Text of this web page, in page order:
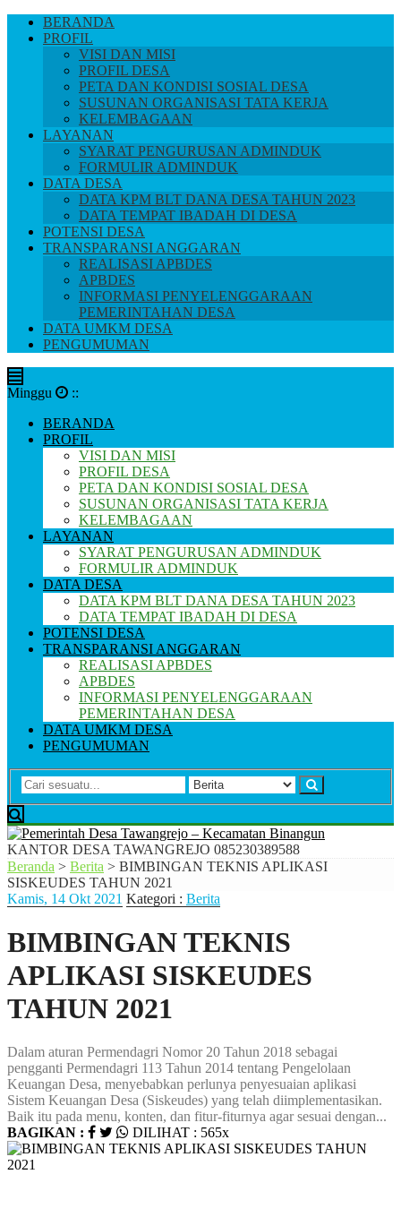
BERANDA
PROFIL
VISI DAN MISI
PROFIL DESA
PETA DAN KONDISI SOSIAL DESA
SUSUNAN ORGANISASI TATA KERJA
KELEMBAGAAN
LAYANAN
SYARAT PENGURUSAN ADMINDUK
FORMULIR ADMINDUK
DATA DESA
DATA KPM BLT DANA DESA TAHUN 2023
DATA TEMPAT IBADAH DI DESA
POTENSI DESA
TRANSPARANSI ANGGARAN
REALISASI APBDES
APBDES
INFORMASI PENYELENGGARAAN
PEMERINTAHAN DESA
DATA UMKM DESA
PENGUMUMAN
Minggu ::
BERANDA
PROFIL
VISI DAN MISI
PROFIL DESA
PETA DAN KONDISI SOSIAL DESA
SUSUNAN ORGANISASI TATA KERJA
KELEMBAGAAN
LAYANAN
SYARAT PENGURUSAN ADMINDUK
FORMULIR ADMINDUK
DATA DESA
DATA KPM BLT DANA DESA TAHUN 2023
DATA TEMPAT IBADAH DI DESA
POTENSI DESA
TRANSPARANSI ANGGARAN
REALISASI APBDES
APBDES
INFORMASI PENYELENGGARAAN
PEMERINTAHAN DESA
DATA UMKM DESA
PENGUMUMAN
KANTOR DESA TAWANGREJO 085230389588
Beranda > Berita > BIMBINGAN TEKNIS APLIKASI
SISKEUDES TAHUN 2021
Kamis, 14 Okt 2021 Kategori : Berita
BIMBINGAN TEKNIS
APLIKASI SISKEUDES
TAHUN 2021
Dalam aturan Permendagri Nomor 20 Tahun 2018 sebagai
pengganti Permendagri 113 Tahun 2014 tentang Pengelolaan
Keuangan Desa, menyebabkan perlunya penyesuaian aplikasi
Sistem Keuangan Desa (Siskeudes) yang telah diimplementasikan.
Baik itu pada menu, konten, dan fitur-fiturnya agar sesuai dengan...
BAGIKAN :
DILIHAT : 565x